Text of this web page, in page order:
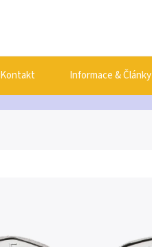
Kontakt Informace & Články